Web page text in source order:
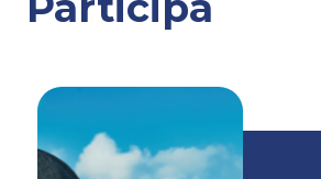
Keyssi Alain Rodríguez Flores
Avistamientos